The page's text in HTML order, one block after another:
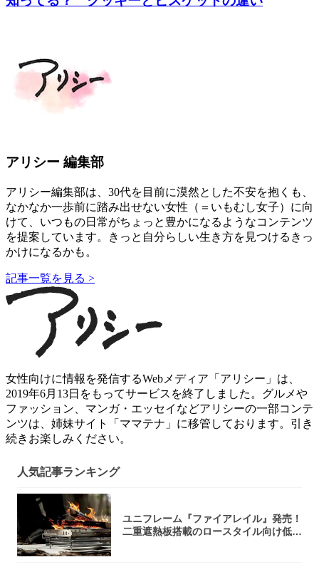
アリシー 編集部
アリシー編集部は、30代を目前に漠然とした不安を抱くも、
なかなか一歩前に踏み出せない女性（＝いもむし女子）に向
けて、いつもの日常がちょっと豊かになるようなコンテンツ
を提案しています。きっと自分らしい生き方を見つけるきっ
かけになるかも。
記事一覧を見る >
女性向けに情報を発信するWebメディア「アリシー」は、
2019年6月13日をもってサービスを終了しました。グルメや
ファッション、マンガ・エッセイなどアリシーの一部コンテ
ンツは、姉妹サイト「ママテナ」に移管しております。引き
続きお楽しみください。
人気記事ランキング
ユニフレーム『ファイアレイル』発売！
二重遮熱板搭載のロースタイル向け低型